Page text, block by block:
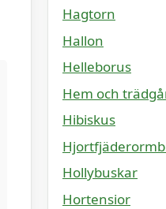
Hagtorn
Hallon
Helleborus
Hem och
Hibiskus
Hollybuskar
Hortensior